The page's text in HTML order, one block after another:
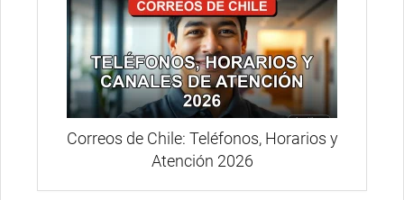
Correos de Chile: Teléfonos, Horarios y
Atención 2026